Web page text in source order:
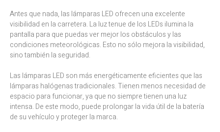
Antes que nada, las lámparas LED ofrecen una excelente
visibilidad en la carretera. La luz tenue de los LEDs ilumina la
pantalla para que puedas ver mejor los obstáculos y las
condiciones meteorológicas. Esto no sólo mejora la visibilidad,
sino también la seguridad.
Las lámparas LED son más energéticamente eficientes que las
lámparas halógenas tradicionales. Tienen menos necesidad de
espacio para funcionar, ya que no siempre tienen una luz
intensa. De este modo, puede prolongar la vida útil de la batería
de su vehículo y proteger la marca.